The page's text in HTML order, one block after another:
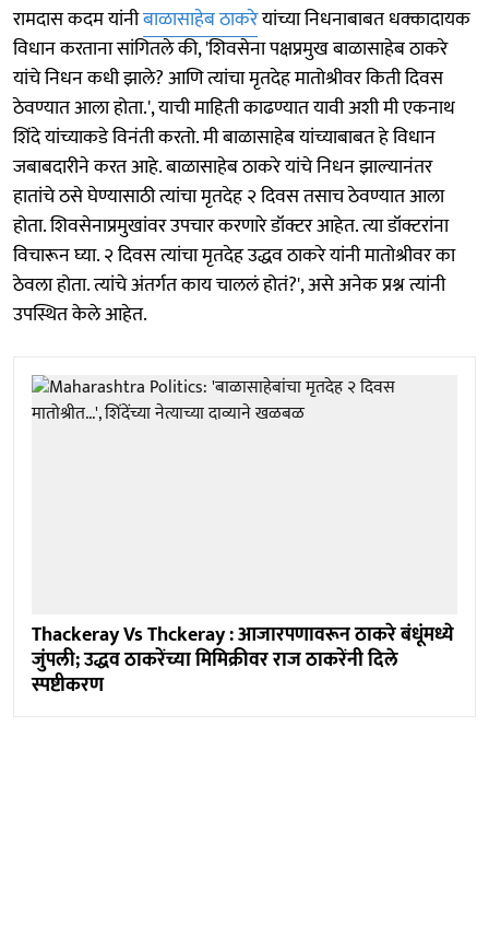
रामदास कदम यांनीबाळासाहेब ठाकरेयांच्या निधनाबाबत धक्कादायक
विधान करताना सांगितले की, 'शिवसेना पक्षप्रमुख बाळासाहेब ठाकरे
यांचे निधन कधी झाले? आणि त्यांचा मृतदेह मातोश्रीवर किती दिवस
ठेवण्यात आला होता.', याची माहिती काढण्यात यावी अशी मी एकनाथ
शिंदे यांच्याकडे विनंती करतो. मी बाळासाहेब यांच्याबाबत हे विधान
जबाबदारीने करत आहे. बाळासाहेब ठाकरे यांचे निधन झाल्यानंतर
हातांचे ठसे घेण्यासाठी त्यांचा मृतदेह २ दिवस तसाच ठेवण्यात आला
होता. शिवसेनाप्रमुखांवर उपचार करणारे डॉक्टर आहेत. त्या डॉक्टरांना
विचारून घ्या. २ दिवस त्यांचा मृतदेह उद्धव ठाकरे यांनी मातोश्रीवर का
ठेवला होता. त्यांचे अंतर्गत काय चाललं होतं?', असे अनेक प्रश्न त्यांनी
उपस्थित केले आहेत.
Thackeray Vs Thckeray : आजारपणावरून ठाकरे बंधूंमध्ये
जुंपली; उद्धव ठाकरेंच्या मिमिक्रीवर राज ठाकरेंनी दिले
स्पष्टीकरण